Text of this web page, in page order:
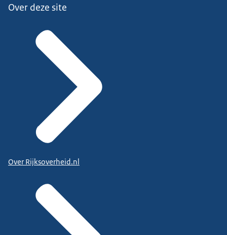
Over deze site
Over Rijksoverheid.nl